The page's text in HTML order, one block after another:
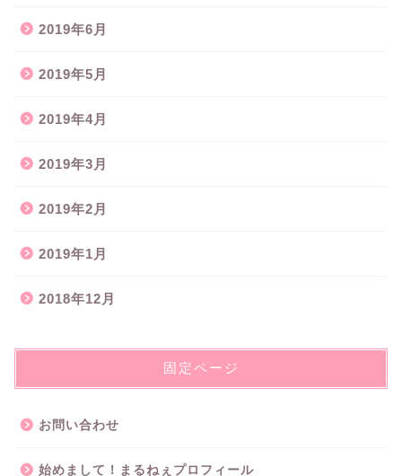
2019年6月
2019年5月
2019年4月
2019年3月
2019年2月
2019年1月
2018年12月
固定ページ
お問い合わせ
始めまして！まるねぇプロフィール